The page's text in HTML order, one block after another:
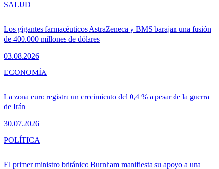
Los gigantes farmacéuticos AstraZeneca y BMS barajan una fusión
de 400.000 millones de dólares
03.08.2026
SALUD
La zona euro registra un crecimiento del 0,4 % a pesar de la guerra
de Irán
30.07.2026
ECONOMÍA
El primer ministro británico Burnham manifiesta su apoyo a una
POLÍTICA